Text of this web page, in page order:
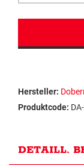
Hersteller:
Produktcode:
DETAILL.